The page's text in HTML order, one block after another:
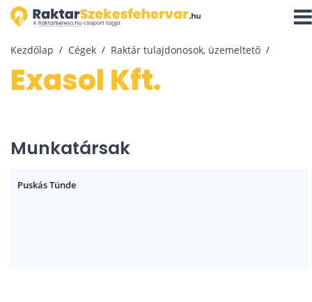
Kezdőlap Cégek Raktár tulajdonosok, üzemeltető
Exasol Kft.
Munkatársak
Puskás Tünde